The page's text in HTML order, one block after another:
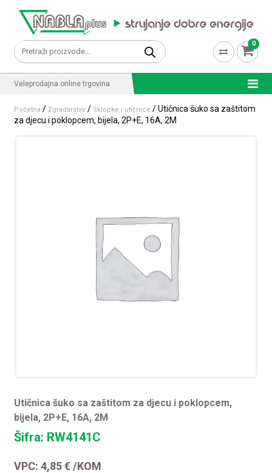
Pretraži: 0
Veleprodajna online trgovina
Početna / Zgradarstvo / Sklopke i utičnice / Utičnica šuko sa zaštitom
za djecu i poklopcem, bijela, 2P+E, 16A, 2M
Utičnica šuko sa zaštitom za djecu i poklopcem,
bijela, 2P+E, 16A, 2M
Šifra: RW4141C
VPC:4,85€ /KOM